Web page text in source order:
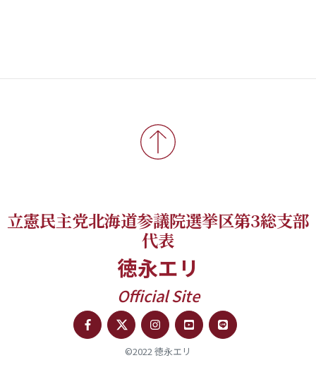
立憲民主党北海道参議院選挙区第3総支部
代表
徳永エリ
Official Site
©2022 徳永エリ